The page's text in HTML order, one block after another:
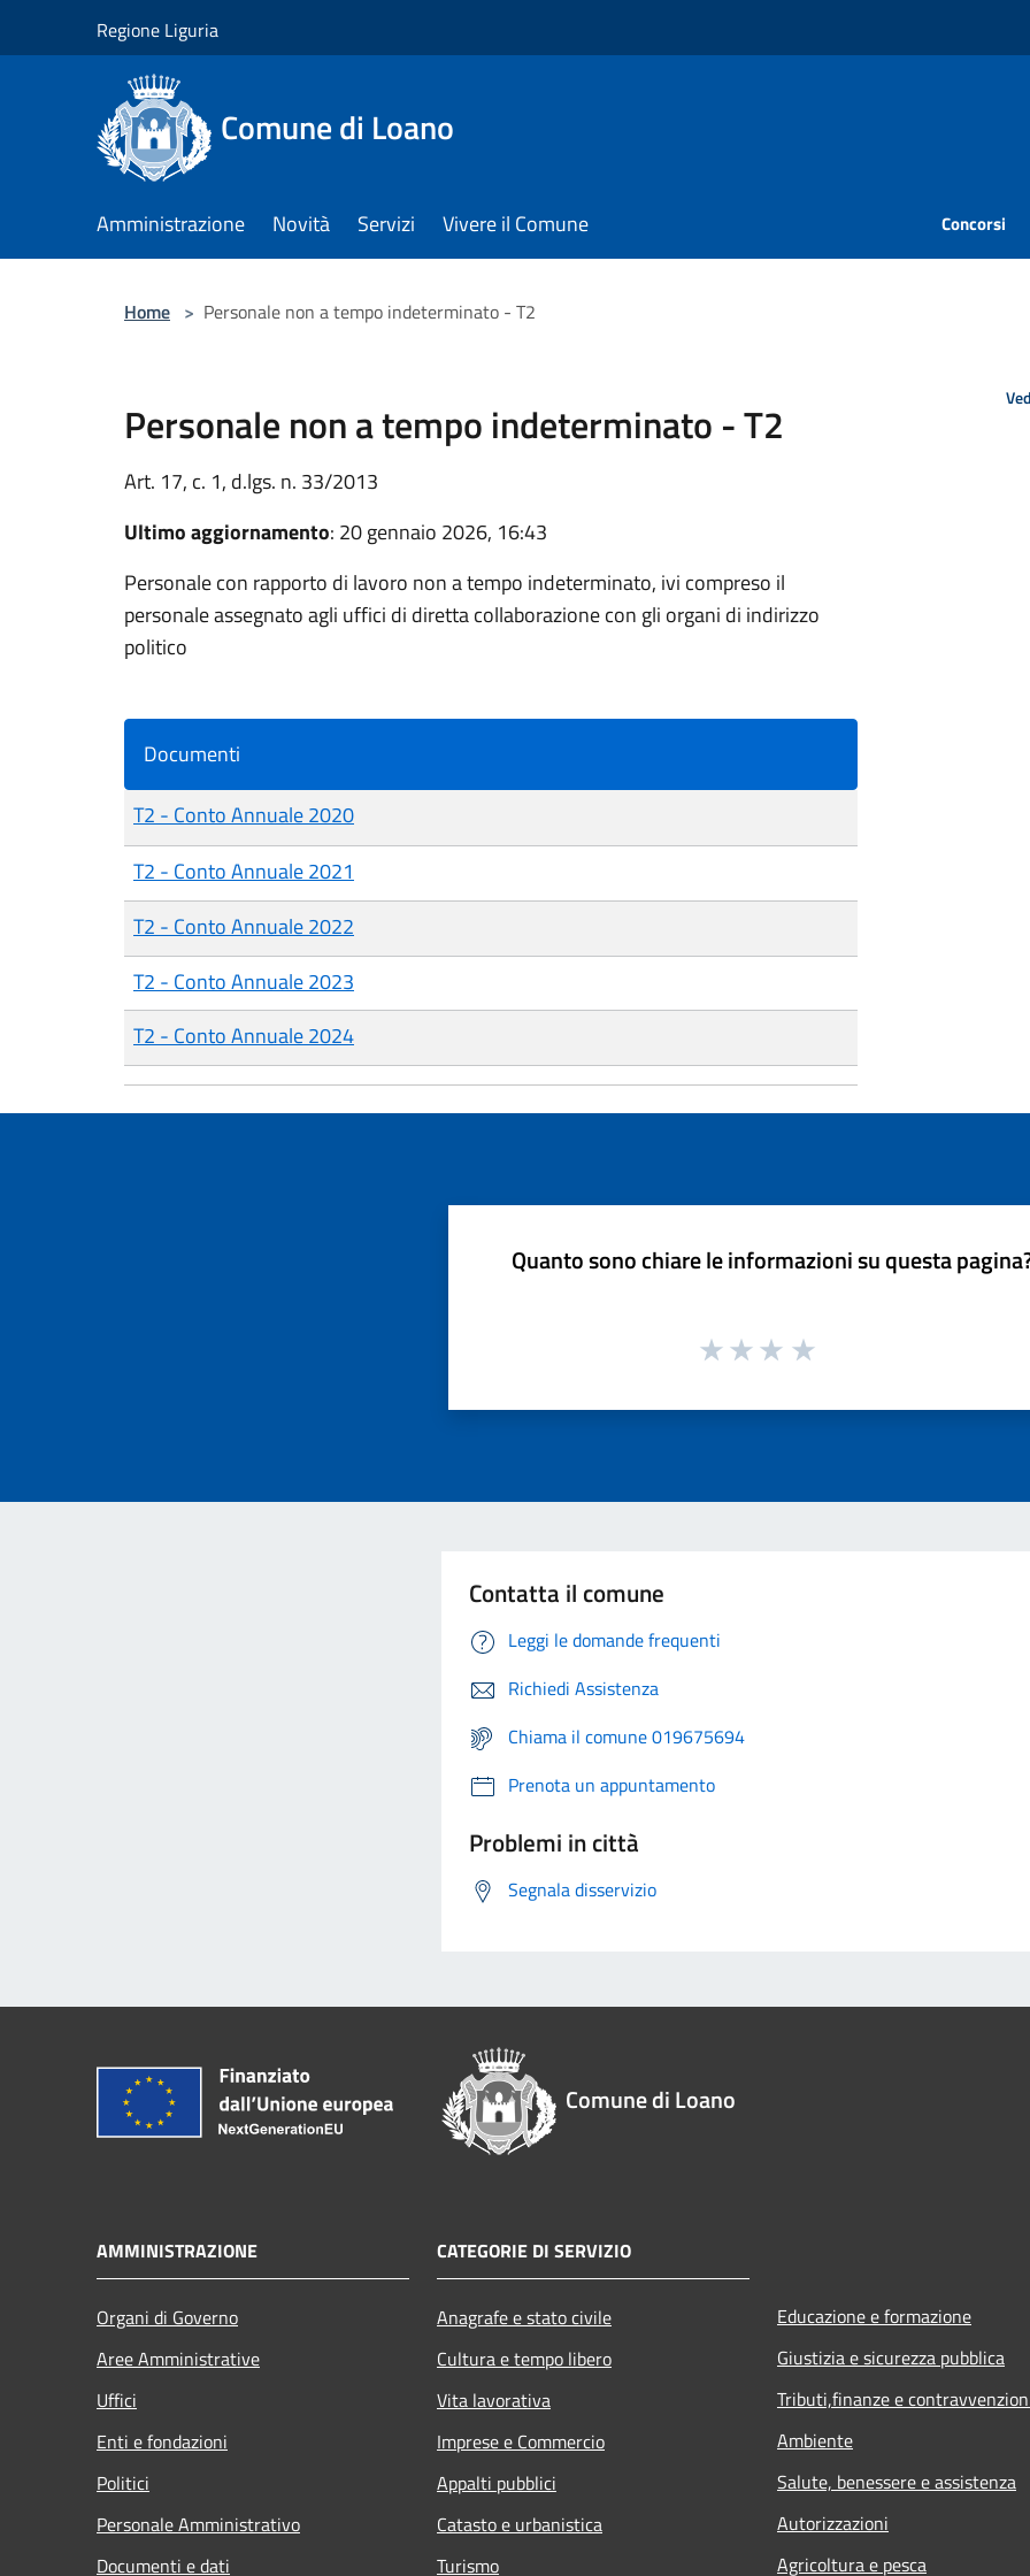
Regione Liguria
Comune di Loano
Amministrazione Novità Servizi Vivere il Comune Concorsi
Home > Personale non a tempo indeterminato - T2
Personale non a tempo indeterminato - T2
Art. 17, c. 1, d.lgs. n. 33/2013
Ultimo aggiornamento: 20 gennaio 2026, 16:43
Personale con rapporto di lavoro non a tempo indeterminato, ivi compreso il
personale assegnato agli uffici di diretta collaborazione con gli organi di indirizzo
politico
Documenti
T2 - Conto Annuale 2020
T2 - Conto Annuale 2021
T2 - Conto Annuale 2022
T2 - Conto Annuale 2023
T2 - Conto Annuale 2024
Quanto sono chiare le informazioni su questa
Contatta il comune
Leggi le domande frequenti
Richiedi Assistenza
Chiama il comune 019675694
Prenota un appuntamento
Problemi in città
Segnala disservizio
Comune di Loano
AMMINISTRAZIONE
Organi di Governo
Aree Amministrative
Uffici
Enti e fondazioni
Politici
Personale Amministrativo
Documenti e dati
CATEGORIE DI SERVIZIO
Anagrafe e stato civile
Cultura e tempo libero
Vita lavorativa
Imprese e Commercio
Appalti pubblici
Catasto e urbanistica
Turismo
Educazione e formazione
Giustizia e sicurezza pubblica
Tributi,finanze e
Ambiente
Salute, benessere e assistenza
Autorizzazioni
Agricoltura e pesca